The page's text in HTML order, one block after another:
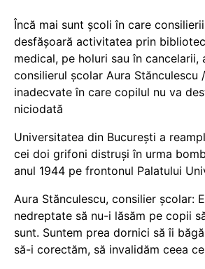
Încă mai sunt școli în care
desfășoară activitatea prin
medical, pe holuri sau în cancelarii,
consilierul școlar Aura Stănculescu
inadecvate în care copilul nu va
niciodată
Universitatea din București a
cei doi grifoni distruși în urma
anul 1944 pe frontonul Palatului
Aura Stănculescu, consilier școlar:
nedreptate să nu-i lăsăm pe copii
sunt. Suntem prea dornici să îi
să-i corectăm, să invalidăm ceea